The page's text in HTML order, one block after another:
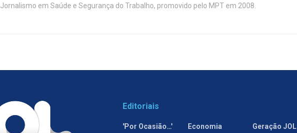
Jornalismo em Saúde e Segurança do Trabalho, promovido pelo MPT em 2008.
Editoriais
'Por Ocasião…'
Economia
Geração JOL